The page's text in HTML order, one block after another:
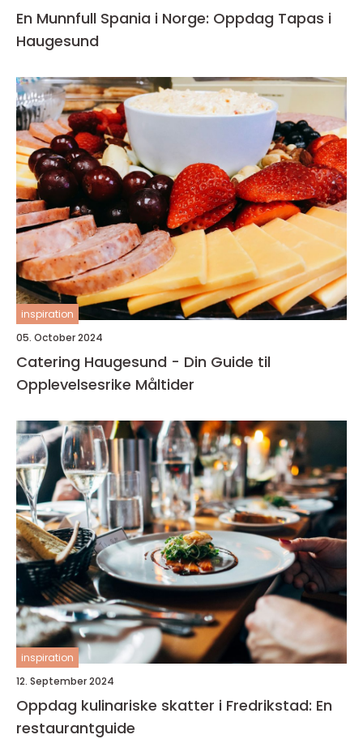
En Munnfull Spania i Norge: Oppdag Tapas i
Haugesund
inspiration
05. October 2024
Catering Haugesund - Din Guide til
Opplevelsesrike Måltider
inspiration
12. September 2024
Oppdag kulinariske skatter i Fredrikstad: En
restaurantguide